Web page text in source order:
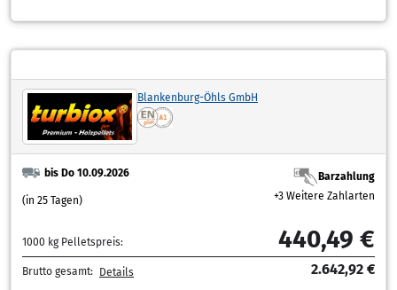
Blankenburg-Öhls GmbH
bis Do 10.09.2026
(in 25 Tagen)
Barzahlung
+3 Weitere Zahlarten
1000 kg Pelletspreis: 440,49 €
Brutto gesamt: Details 2.642,92 €